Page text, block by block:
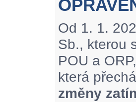
Od 1. 1.
Sb., kterou
POU a
která
změny